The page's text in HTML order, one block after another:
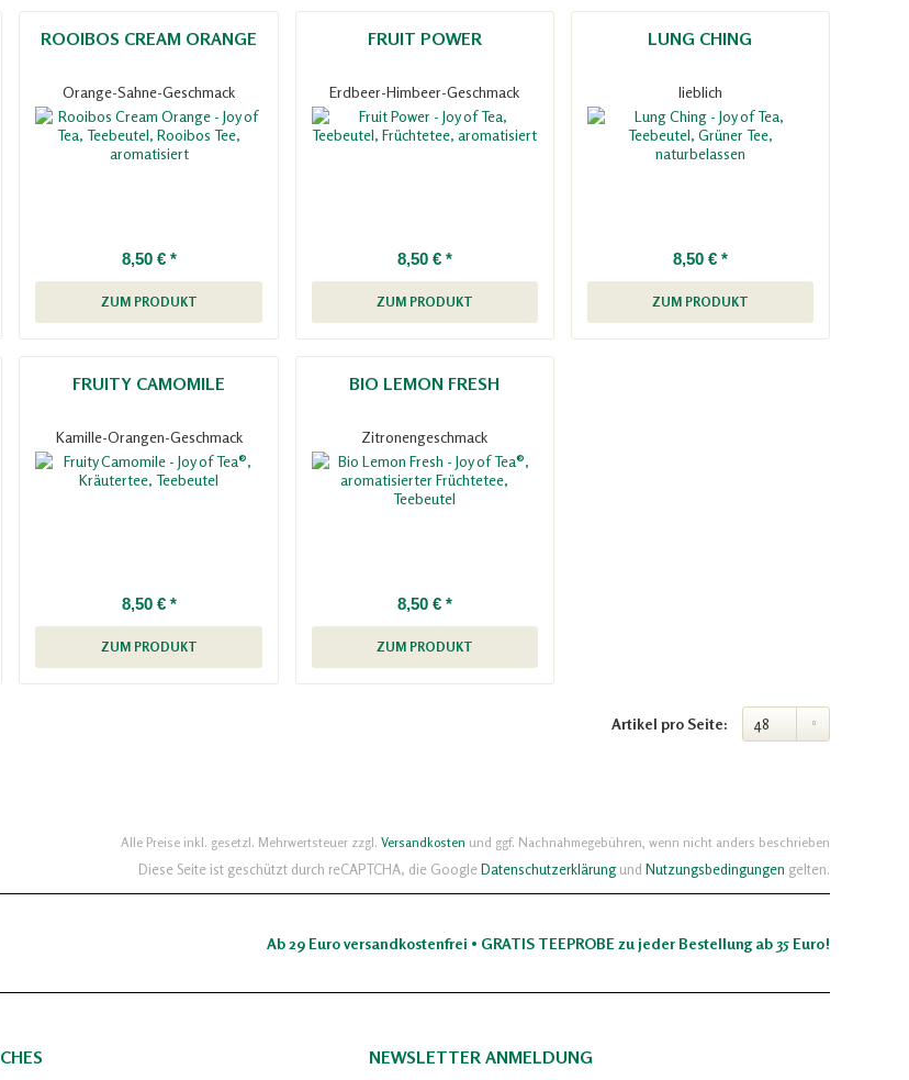
ROOIBOS CREAM ORANGE
Orange-Sahne-Geschmack
8,50 € *
ZUM PRODUKT
FRUIT POWER
Erdbeer-Himbeer-Geschmack
8,50 € *
ZUM PRODUKT
LUNG CHING
lieblich
8,50 € *
ZUM PRODUKT
FRUITY CAMOMILE
Kamille-Orangen-Geschmack
8,50 € *
ZUM PRODUKT
BIO LEMON FRESH
Zitronengeschmack
8,50 € *
ZUM PRODUKT
Artikel pro Seite:
Alle Preise inkl. gesetzl. Mehrwertsteuer zzgl. Versandkosten und ggf. Nachnahmegebühren, wenn nicht anders beschrieben
Diese Seite ist geschützt durch reCAPTCHA, die GoogleDatenschutzerklärungund Nutzungsbedingungen gelten.
Ab 29 Euro versandkostenfrei • GRATIS TEEPROBE zu jeder Bestellung ab 35 Euro!
NEWSLETTER ANMELDUNG